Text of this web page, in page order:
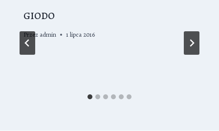
GIODO
Przez admin 1 lipca 2016